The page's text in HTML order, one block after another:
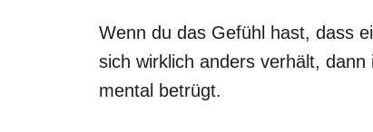
Wenn du das Gefühl hast, dass
sich wirklich anders verhält,
mental betrügt.